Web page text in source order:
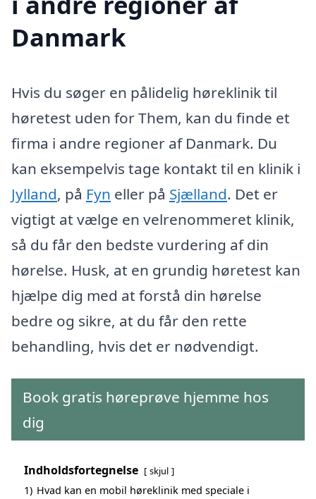
Danmark
Hvis du søger en pålidelig høreklinik til
høretest uden for Them, kan du finde et
firma i andre regioner af Danmark. Du
kan eksempelvis tage kontakt til en klinik i
Jylland, på Fyn eller på Sjælland. Det er
vigtigt at vælge en velrenommeret klinik,
så du får den bedste vurdering af din
hørelse. Husk, at en grundig høretest kan
hjælpe dig med at forstå din hørelse
bedre og sikre, at du får den rette
behandling, hvis det er nødvendigt.
Book gratis høreprøve hjemme hos
dig
Indholdsfortegnelse skjul
1) Hvad kan en mobil høreklinik med speciale i